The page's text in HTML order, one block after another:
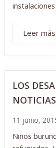
Leer más
LOS
11 junio,
Niños